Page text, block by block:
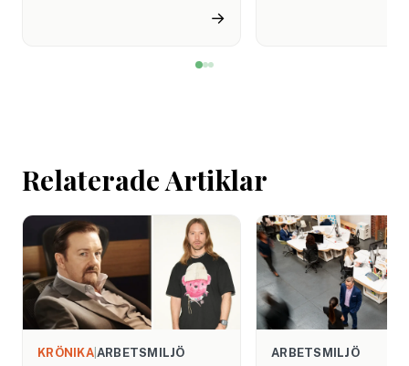
→
Relaterade Artiklar
KRÖNIKA| ARBETSMILJÖ ARBETSMILJÖ